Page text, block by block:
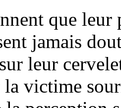
que
jamais
leur
la victime